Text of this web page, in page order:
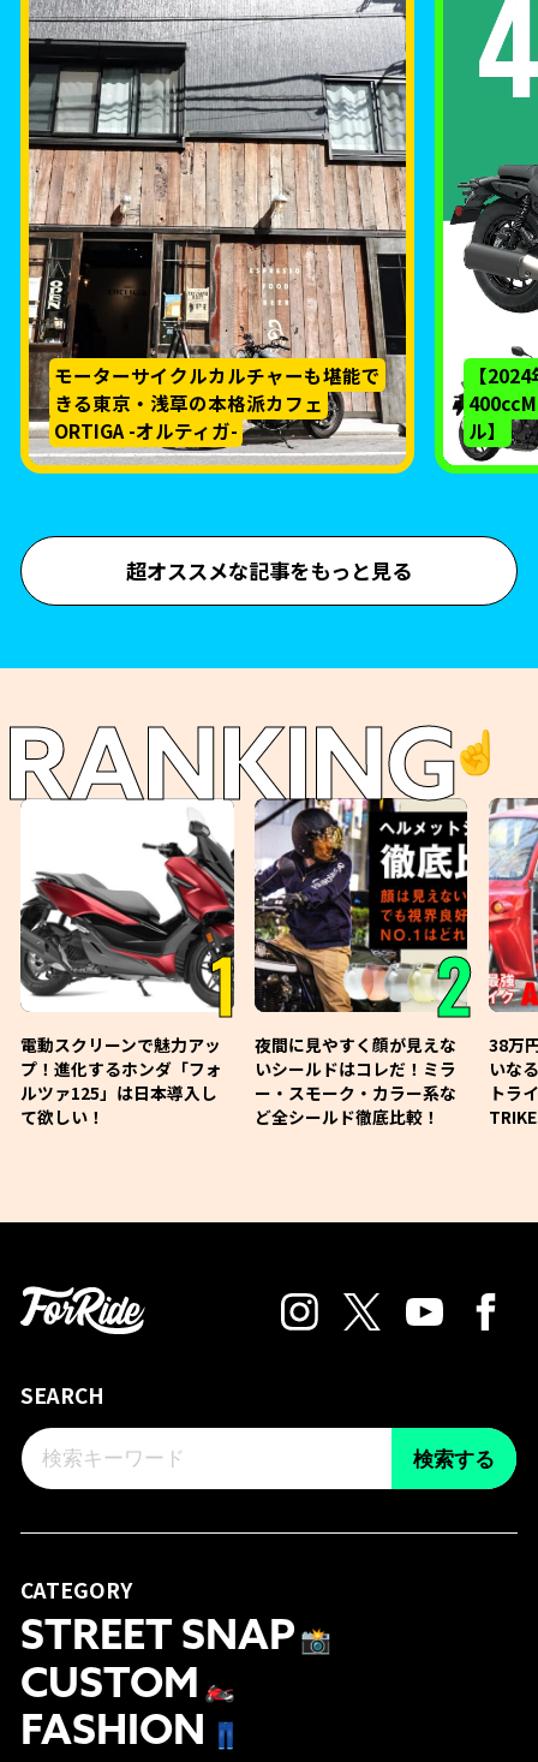
モーターサイクルカルチャーも堪能で
きる東京・浅草の本格派カフェ
ORTIGA -オルティガ-
【
ル】
超オススメな記事をもっと見る
RANKING☝️
1
電動スクリーンで魅力アッ
プ！進化するホンダ「フォ
ルツァ125」は日本導入し
て欲しい！
2
夜間に見やすく顔が見えな
いシールドはコレだ！ミラ
ー・スモーク・カラー系な
ど全シールド徹底比較！
38万
いな
トラ
SEARCH
検索する
CATEGORY
STREET SNAP 📸
CUSTOM 🏍
FASHION 👖